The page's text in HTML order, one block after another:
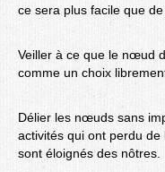
ce sera plus facile que
Veiller à ce que le nœud
comme un choix
Délier les nœuds sans
activités qui ont perdu
sont éloignés des nôtres.